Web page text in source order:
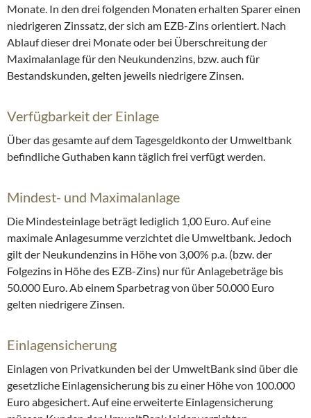
Monate. In den drei folgenden Monaten erhalten Sparer einen
niedrigeren Zinssatz, der sich am EZB-Zins orientiert. Nach
Ablauf dieser drei Monate oder bei Überschreitung der
Maximalanlage für den Neukundenzins, bzw. auch für
Bestandskunden, gelten jeweils niedrigere Zinsen.
Verfügbarkeit der Einlage
Über das gesamte auf dem Tagesgeldkonto der Umweltbank
befindliche Guthaben kann täglich frei verfügt werden.
Mindest- und Maximalanlage
Die Mindesteinlage beträgt lediglich 1,00 Euro. Auf eine
maximale Anlagesumme verzichtet die Umweltbank. Jedoch
gilt der Neukundenzins in Höhe von 3,00% p.a. (bzw. der
Folgezins in Höhe des EZB-Zins) nur für Anlagebeträge bis
50.000 Euro. Ab einem Sparbetrag von über 50.000 Euro
gelten niedrigere Zinsen.
Einlagensicherung
Einlagen von Privatkunden bei der UmweltBank sind über die
gesetzliche Einlagensicherung bis zu einer Höhe von 100.000
Euro abgesichert. Auf eine erweiterte Einlagensicherung